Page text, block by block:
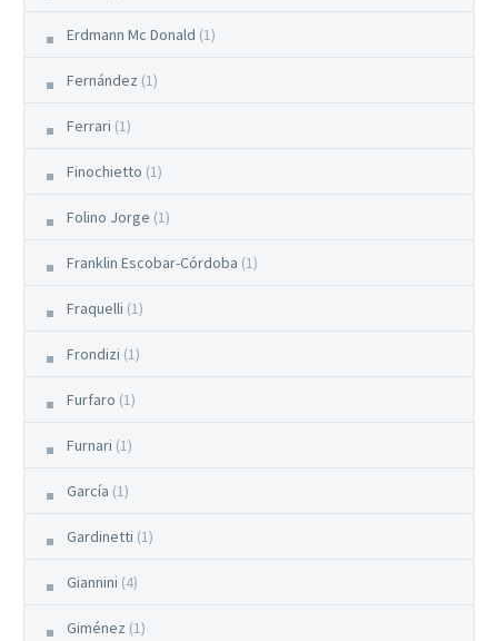
Erdmann Mc Donald (1)
Fernández (1)
Ferrari (1)
Finochietto (1)
Folino Jorge (1)
Franklin Escobar-Córdoba (1)
Fraquelli (1)
Frondizi (1)
Furfaro (1)
Furnari (1)
García (1)
Gardinetti (1)
Giannini (4)
Giménez (1)